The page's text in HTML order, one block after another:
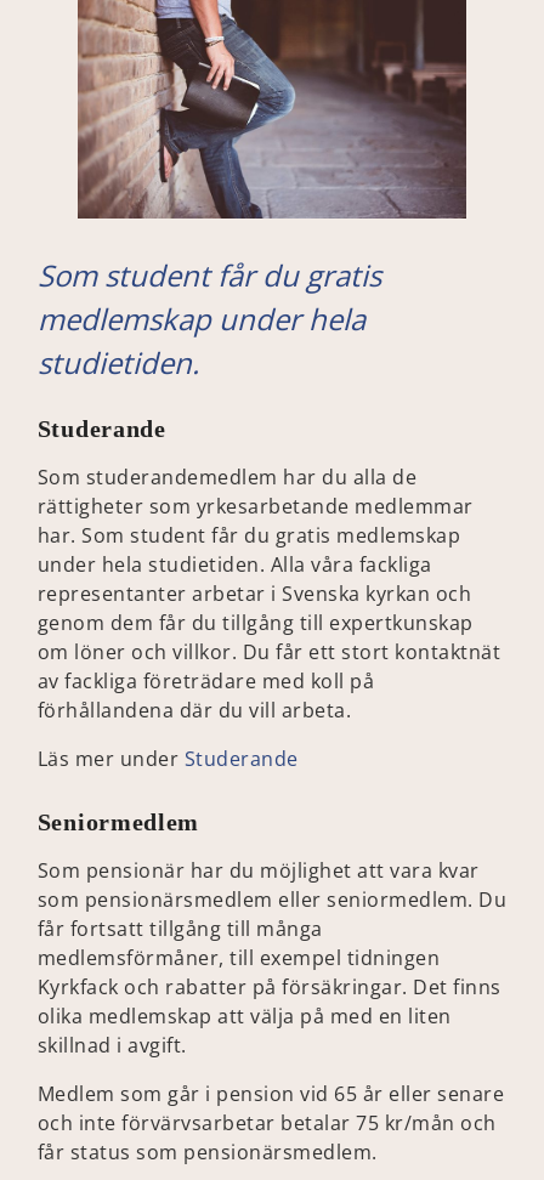
Som student får du gratis
medlemskap under hela
studietiden.
Studerande
Som studerandemedlem har du alla de
rättigheter som yrkesarbetande medlemmar
har. Som student får du gratis medlemskap
under hela studietiden. Alla våra fackliga
representanter arbetar i Svenska kyrkan och
genom dem får du tillgång till expertkunskap
om löner och villkor. Du får ett stort kontaktnät
av fackliga företrädare med koll på
förhållandena där du vill arbeta.
Läs mer under Studerande
Seniormedlem
Som pensionär har du möjlighet att vara kvar
som pensionärsmedlem eller seniormedlem. Du
får fortsatt tillgång till många
medlemsförmåner, till exempel tidningen
Kyrkfack och rabatter på försäkringar. Det finns
olika medlemskap att välja på med en liten
skillnad i avgift.
Medlem som går i pension vid 65 år eller senare
och inte förvärvsarbetar betalar 75 kr/mån och
får status som pensionärsmedlem.